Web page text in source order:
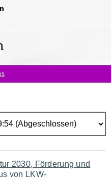
2030, Förderung und
von LKW-